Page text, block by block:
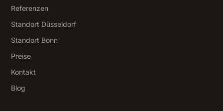
Referenzen
Standort Düsseldorf
Standort Bonn
Preise
Kontakt
Blog